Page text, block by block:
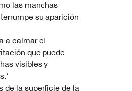
las manchas
su aparición
a calmar el
que puede
visibles y
de la superficie de la